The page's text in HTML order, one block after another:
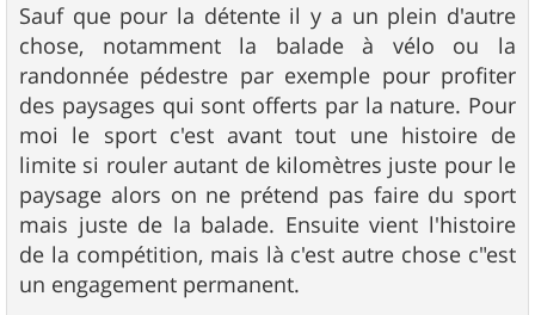
s
s
a
g
e
Sauf que pour la détente il y a un plein d'autre
chose, notamment la balade à vélo ou la
randonnée pédestre par exemple pour profiter
des paysages qui sont offerts par la nature. Pour
moi le sport c'est avant tout une histoire de
limite si rouler autant de kilomètres juste pour le
paysage alors on ne prétend pas faire du sport
mais juste de la balade. Ensuite vient l'histoire
de la compétition, mais là c'est autre chose c"est
un engagement permanent.